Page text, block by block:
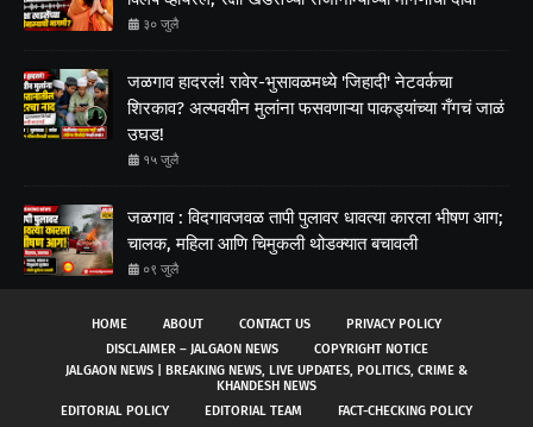
३० जुलै
जळगाव हादरलं! रावेर-भुसावळमध्ये 'जिहादी' नेटवर्कचा
शिरकाव? अल्पवयीन मुलांना फसवणाऱ्या पाकड्यांच्या गँगचं जाळं
उघड!
१५ जुलै
जळगाव : विदगावजवळ तापी पुलावर धावत्या कारला भीषण आग;
चालक, महिला आणि चिमुकली थोडक्यात बचावली
०९ जुलै
HOME ABOUT CONTACT US
PRIVACY POLICY
DISCLAIMER – JALGAON NEWS
COPYRIGHT NOTICE
JALGAON NEWS | BREAKING NEWS, LIVE UPDATES, POLITICS, CRIME &
KHANDESH NEWS
EDITORIAL POLICY
EDITORIAL TEAM FACT-CHECKING POLICY